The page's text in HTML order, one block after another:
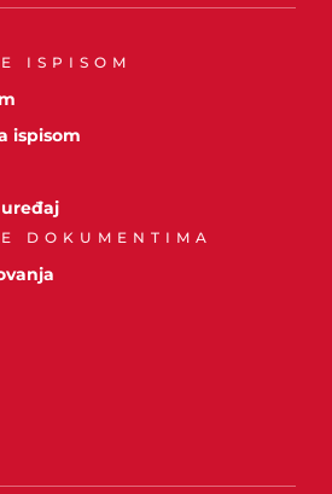
ISPISOM
ispisom
DOKUMENTIMA